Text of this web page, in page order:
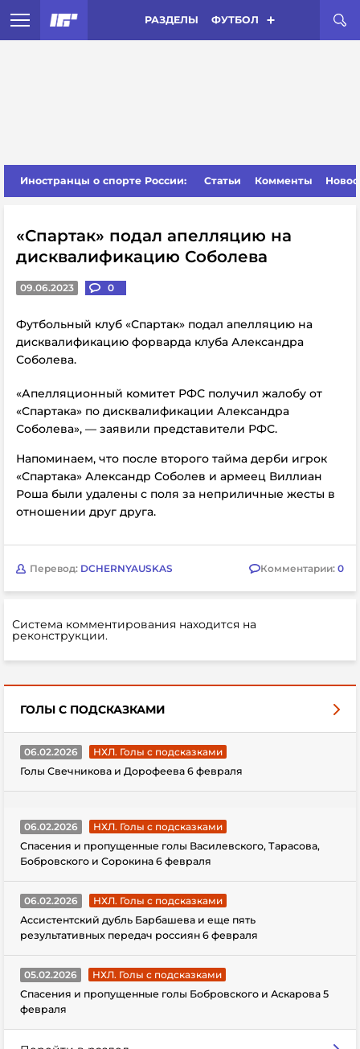
РАЗДЕЛЫ ФУТБОЛ
Иностранцы о спорте России: Статьи Комменты
«Спартак» подал апелляцию на
дисквалификацию Соболева
09.06.2023 0
Футбольный клуб «Спартак» подал апелляцию на
дисквалификацию форварда клуба Александра
Соболева.
«Апелляционный комитет РФС получил жалобу от
«Спартака» по дисквалификации Александра
Соболева», — заявили представители РФС.
Напоминаем, что после второго тайма дерби игрок
«Спартака» Александр Соболев и армеец Виллиан
Роша были удалены с поля за неприличные жесты в
отношении друг друга.
Перевод: DCHERNYAUSKAS Комментарии: 0
Система комментирования находится на
реконструкции.
ГОЛЫ С ПОДСКАЗКАМИ
06.02.2026
НХЛ. Голы с подсказками
Голы Свечникова и Дорофеева 6 февраля
06.02.2026
НХЛ. Голы с подсказками
Спасения и пропущенные голы Василевского, Тарасова,
Бобровского и Сорокина 6 февраля
06.02.2026
НХЛ. Голы с подсказками
Ассистентский дубль Барбашева и еще пять
результативных передач россиян 6 февраля
05.02.2026
НХЛ. Голы с подсказками
Спасения и пропущенные голы Бобровского и Аскарова 5
февраля